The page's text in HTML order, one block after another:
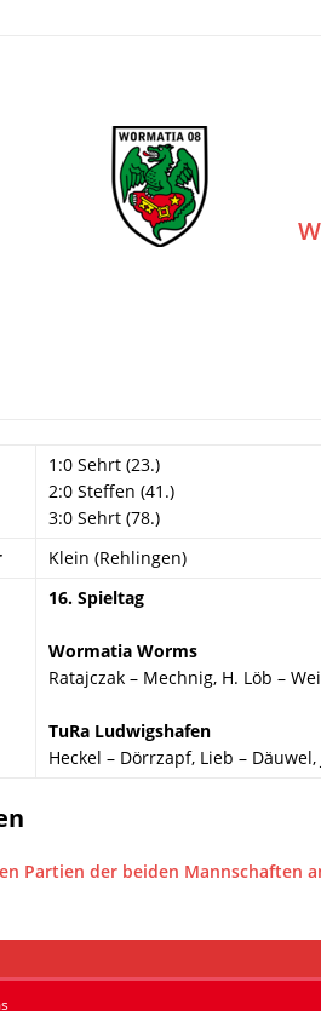
1:0 Sehrt (23.)
2:0 Steffen (41.)
3:0 Sehrt (78.)
Klein (Rehlingen)
16. Spieltag
Wormatia Worms
Ratajczak – Mechnig, H. Löb –
TuRa Ludwigshafen
Heckel – Dörrzapf, Lieb –
Partien der beiden Mannschaften